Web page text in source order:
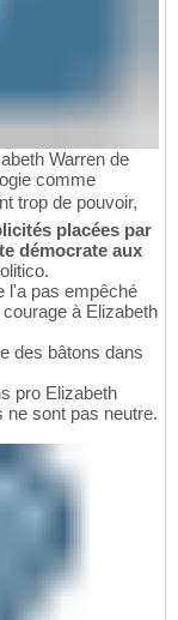
Warren de
comme
trop de pouvoir,
placées par
démocrate aux
l'a pas empêché
à Elizabeth
des bâtons dans
pro Elizabeth
ne sont pas neutre.